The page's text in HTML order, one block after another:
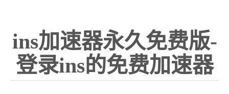
ins加速器永久免费版-
登录ins的免费加速器